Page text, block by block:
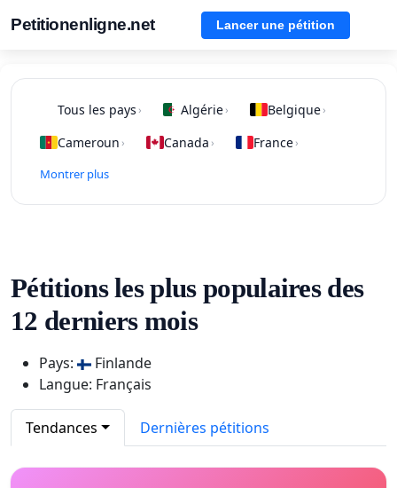
Petitionenligne.net Lancer une pétition
Tous les pays › Algérie› Belgique›
Cameroun › Canada › France›
Montrer plus
Pétitions les plus populaires des
12 derniers mois
Pays:
Finlande
Langue: Français
Tendances Dernières pétitions